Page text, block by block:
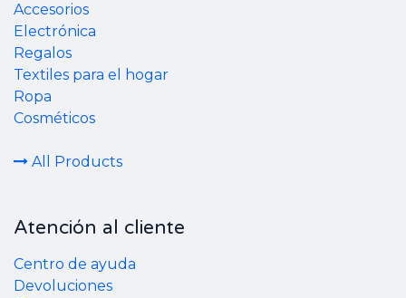
Accesorios
Electrónica
Regalos
Textiles para el hogar
Ropa
Cosméticos
All Products
Atención al cliente
Centro de ayuda
Devoluciones